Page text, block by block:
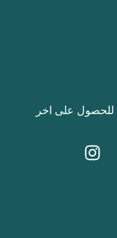
للحصول على اخر